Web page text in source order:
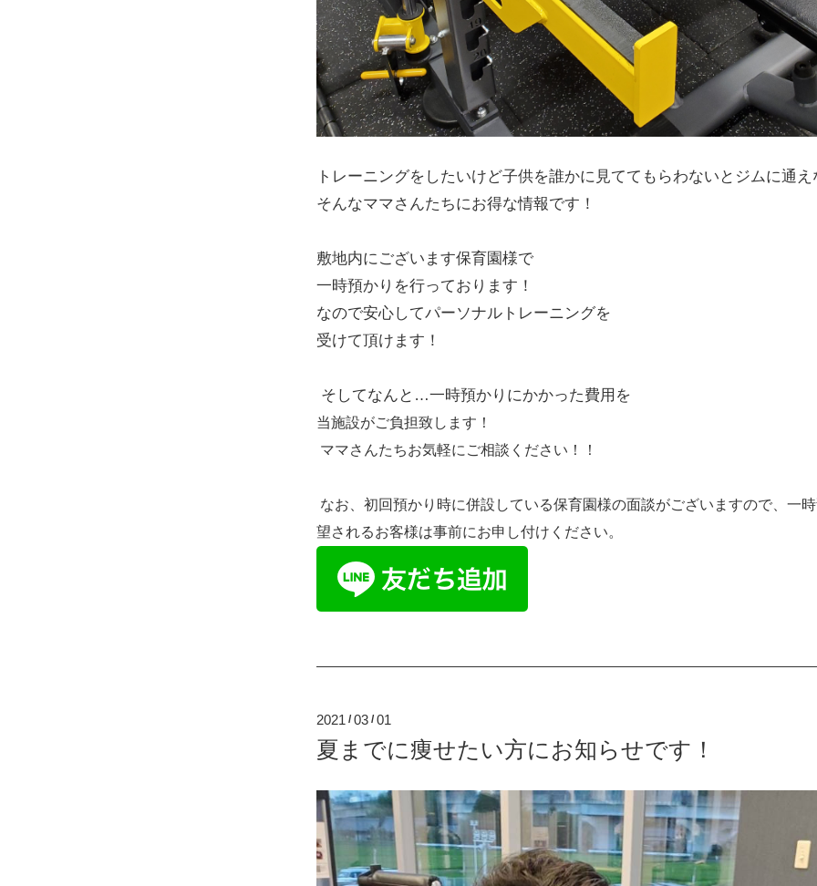
トレーニングをしたいけど子供を誰かに見ててもらわないとジムに通
そんなママさんたちにお得な情報です！
敷地内にございます保育園様で
一時預かりを行っております！
なので安心してパーソナルトレーニングを
受けて頂けます！
そしてなんと…一時預かりにかかった費用を
当施設がご負担致します！
ママさんたちお気軽にご相談ください！！
なお、初回預かり時に併設している保育園様の面談がございますので、一
望されるお客様は事前にお申し付けください。
2021 /03 /01
夏までに痩せたい方にお知らせです！